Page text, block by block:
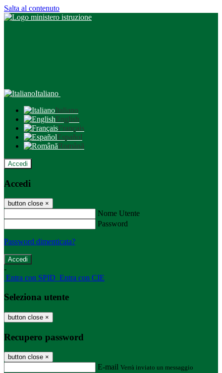
Salta al contenuto
Italiano
Italiano
English
Français
Español
Română
Accedi
Accedi
button close ×
Nome Utente
Password
Password dimenticata?
-
Entra con SPID Entra con CIE
Seleziona utente
button close ×
Recupero password
button close ×
E-mail Verrà inviato un messaggio